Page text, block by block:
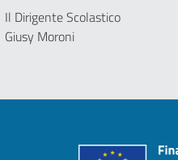
Il Dirigente Scolastico
Giusy Moroni